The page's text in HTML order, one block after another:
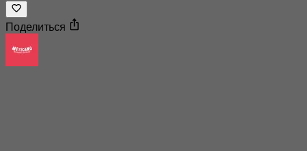
Поделиться